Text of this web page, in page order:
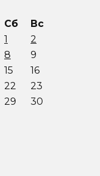
Сб
Вс
1
2
8
9
15
16
22
23
29
30